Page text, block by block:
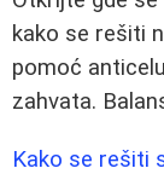
kako se rešiti
pomoć
zahvata.
Kako se rešiti